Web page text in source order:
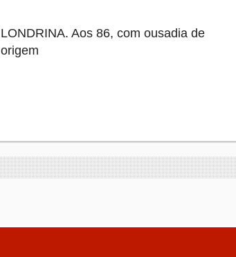
LONDRINA. Aos 86, com ousadia de
origem